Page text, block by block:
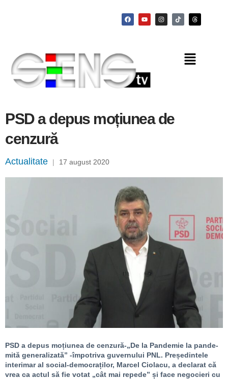
PSD a depus moțiunea de
cenzură
Actualitate | 17 august 2020
PSD a depus moțiunea de cenzură-„De la Pandemie la pande-
mită generalizată” -împotriva guvernului PNL. Președintele
interimar al social-democraților, Marcel Ciolacu, a declarat că
vrea ca actul să fie votat „cât mai repede” și face negocieri cu